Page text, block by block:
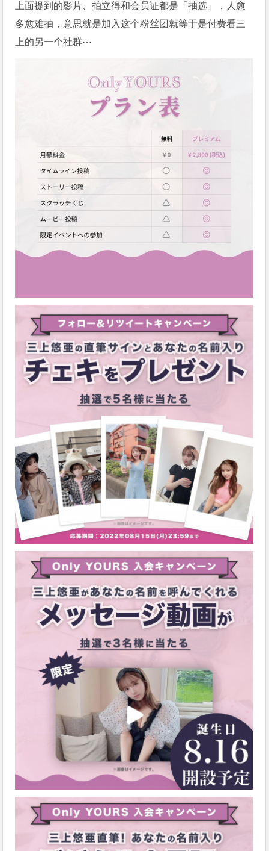
上面提到的影片、拍立得和会员证都是「抽选」，人愈
多愈难抽，意思就是加入这个粉丝团就等于是付费看三
上的另一个社群⋯